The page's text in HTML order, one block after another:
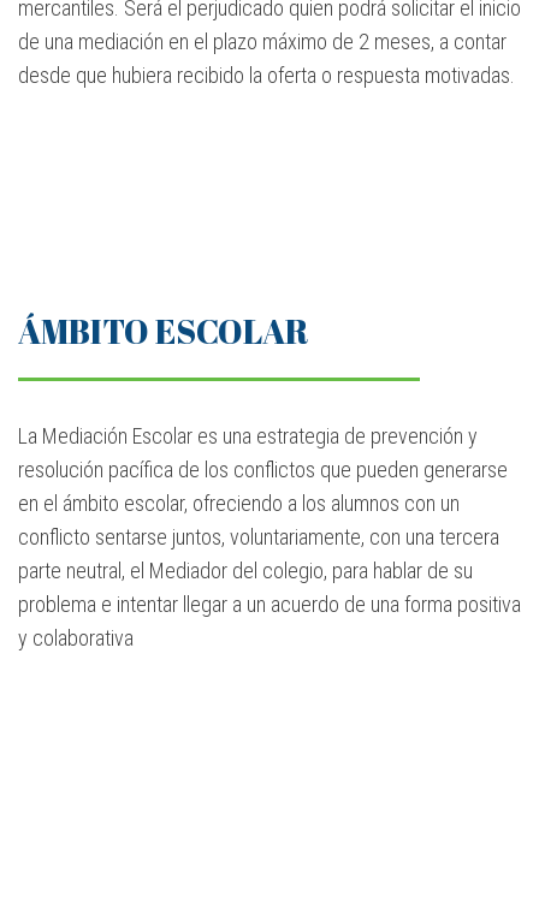
mercantiles. Será el perjudicado quien podrá solicitar el inicio
de una mediación en el plazo máximo de 2 meses, a contar
desde que hubiera recibido la oferta o respuesta motivadas.
ÁMBITO ESCOLAR
La Mediación Escolar es una estrategia de prevención y
resolución pacífica de los conflictos que pueden generarse
en el ámbito escolar, ofreciendo a los alumnos con un
conflicto sentarse juntos, voluntariamente, con una tercera
parte neutral, el Mediador del colegio, para hablar de su
problema e intentar llegar a un acuerdo de una forma positiva
y colaborativa